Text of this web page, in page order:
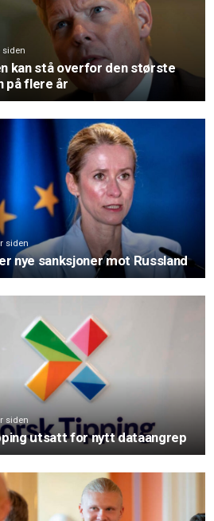
siden
kan stå overfor den største
på flere år
siden
nye sanksjoner mot Russland
siden
utsatt for nytt dataangrep